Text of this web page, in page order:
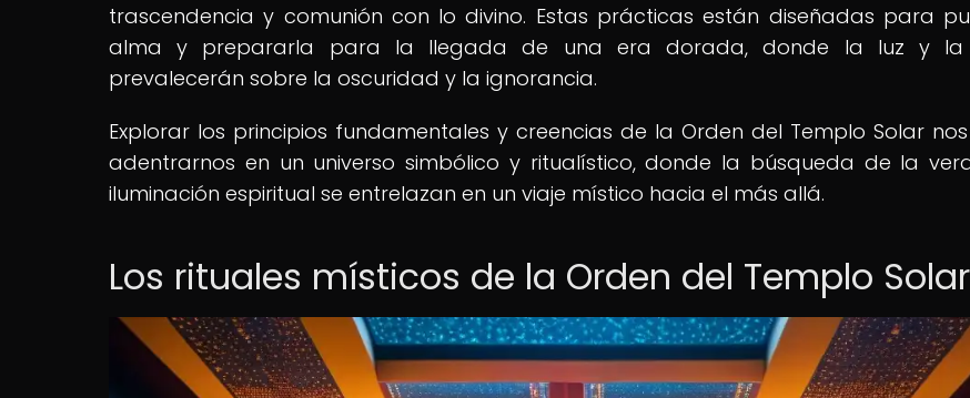
trascendencia y comunión con lo divino. Estas prácticas están diseñadas para
alma y prepararla para la llegada de una era dorada, donde la luz y la
prevalecerán sobre la oscuridad y la ignorancia.
Explorar los principios fundamentales y creencias de la Orden del Templo Solar
adentrarnos en un universo simbólico y ritualístico, donde la búsqueda de la
iluminación espiritual se entrelazan en un viaje místico hacia el más allá.
Los rituales místicos de la Orden del Templo Solar